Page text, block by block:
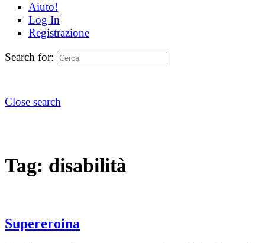
Aiuto!
Log In
Registrazione
Search for:
Close search
Tag: disabilità
Supereroina